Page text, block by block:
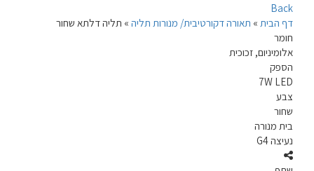
Back
דף הבית » תאורה דקורטיבית/ מנורות תליה » תליה דלתא שחור
חומר
אלומיניום, זכוכית
הספק
7W LED
צבע
שחור
בית מנורה
נעיצה G4